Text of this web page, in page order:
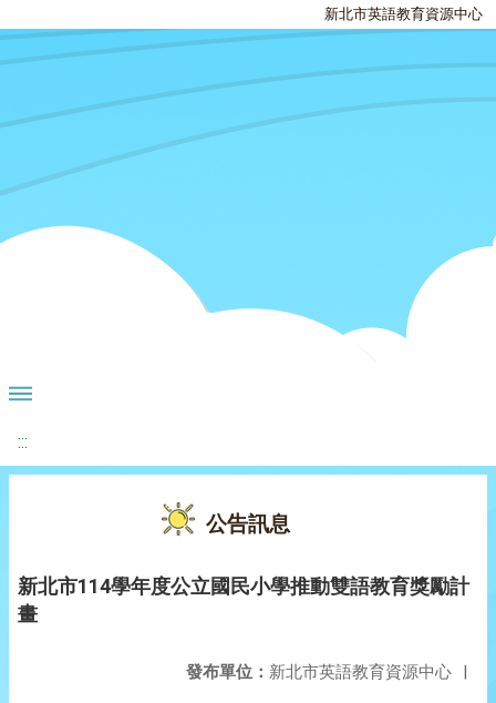
新北市英語教育資源中心
:::
公告訊息
新北市114學年度公立國民小學推動雙語教育獎勵計
畫
發布單位： 新北市英語教育資源中心 |